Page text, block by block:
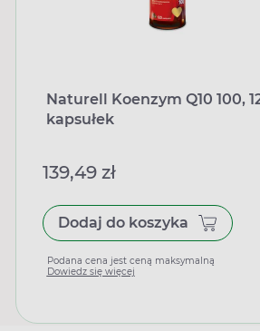
Naturell Koenzym Q10 100,
kapsułek
139,49 zł
Dodaj do koszyka
Podana cena jest ceną maksymalną
Dowiedz się więcej